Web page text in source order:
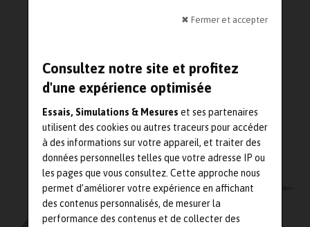
✖ Fermer et accepter
Consultez notre site et profitez
d'une expérience optimisée
Essais, Simulations & Mesures et ses partenaires
utilisent des cookies ou autres traceurs pour accéder
à des informations sur votre appareil, et traiter des
données personnelles telles que votre adresse IP ou
les pages que vous consultez. Cette approche nous
permet d’améliorer votre expérience en affichant
des contenus personnalisés, de mesurer la
performance des contenus et de collecter des